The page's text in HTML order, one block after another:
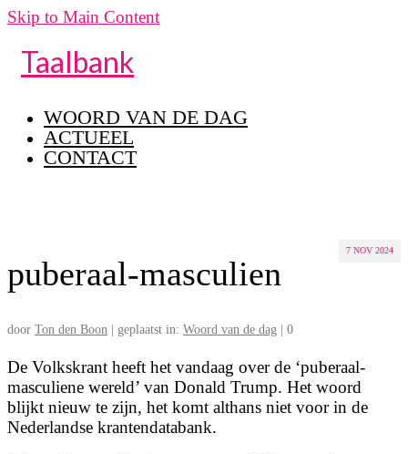
Skip to Main Content
Taalbank
WOORD VAN DE DAG
ACTUEEL
CONTACT
7 NOV 2024
puberaal-masculien
door Ton den Boon geplaatst in: Woord van de dag 0
De Volkskrant heeft het vandaag over de ‘puberaal-
masculiene wereld’ van Donald Trump. Het woord
blijkt nieuw te zijn, het komt althans niet voor in de
Nederlandse krantendatabank.